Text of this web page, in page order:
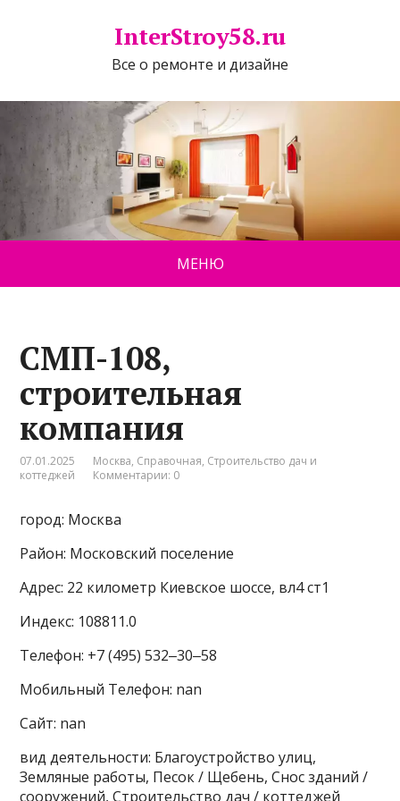
InterStroy58.ru
Все о ремонте и дизайне
МЕНЮ
СМП-108,
строительная
компания
07.01.2025 Москва, Справочная, Строительство дач и
коттеджей
Комментарии: 0
город: Москва
Район: Московский поселение
Адрес: 22 километр Киевское шоссе, вл4 ст1
Индекс: 108811.0
Телефон: +7 (495) 532‒30‒58
Мобильный Телефон: nan
Сайт: nan
вид деятельности: Благоустройство улиц,
Земляные работы, Песок / Щебень, Снос зданий /
сооружений, Строительство дач / коттеджей